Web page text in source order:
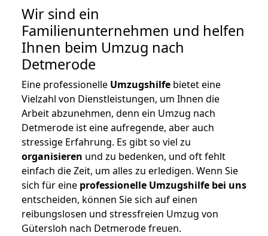
Wir sind ein
Familienunternehmen und helfen
Ihnen beim Umzug nach
Detmerode
Eine professionelle Umzugshilfe bietet eine
Vielzahl von Dienstleistungen, um Ihnen die
Arbeit abzunehmen, denn ein Umzug nach
Detmerode ist eine aufregende, aber auch
stressige Erfahrung. Es gibt so viel zu
organisieren und zu bedenken, und oft fehlt
einfach die Zeit, um alles zu erledigen. Wenn Sie
sich für eine professionelle Umzugshilfe bei uns
entscheiden, können Sie sich auf einen
reibungslosen und stressfreien Umzug von
Gütersloh nach Detmerode freuen.